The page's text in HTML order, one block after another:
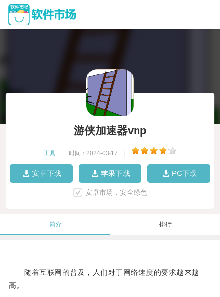
游侠加速器vnp
工具 时间：2024-03-17
安卓下载 苹果下载 PC下载
安卓市场，安全绿色
简介 排行
随着互联网的普及，人们对于网络速度的要求越来越
高。